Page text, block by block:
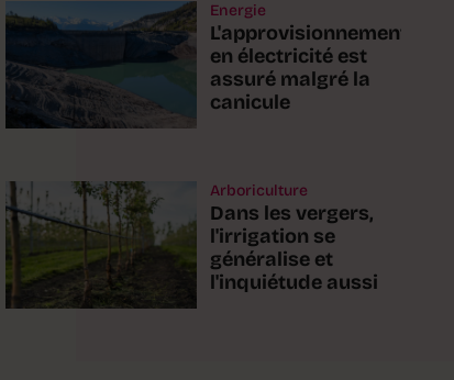
Energie
L'approvisionnement
en électricité est
assuré malgré la
canicule
Arboriculture
Dans les vergers,
l'irrigation se
généralise et
l'inquiétude aussi